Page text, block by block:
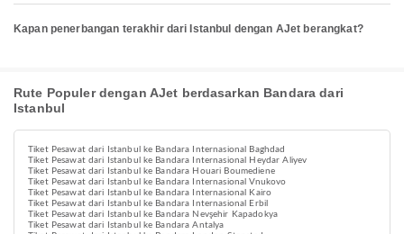
Kapan penerbangan terakhir dari Istanbul dengan AJet berangkat?
Rute Populer dengan AJet berdasarkan Bandara dari
Istanbul
Tiket Pesawat dari Istanbul ke Bandara Internasional Baghdad
Tiket Pesawat dari Istanbul ke Bandara Internasional Heydar Aliyev
Tiket Pesawat dari Istanbul ke Bandara Houari Boumediene
Tiket Pesawat dari Istanbul ke Bandara Internasional Vnukovo
Tiket Pesawat dari Istanbul ke Bandara Internasional Kairo
Tiket Pesawat dari Istanbul ke Bandara Internasional Erbil
Tiket Pesawat dari Istanbul ke Bandara Nevşehir Kapadokya
Tiket Pesawat dari Istanbul ke Bandara Antalya